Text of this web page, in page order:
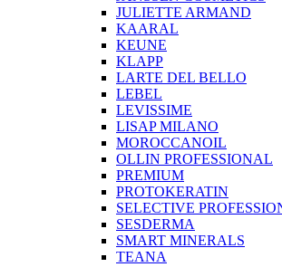
JULIETTE ARMAND
KAARAL
KEUNE
KLAPP
LARTE DEL BELLO
LEBEL
LEVISSIME
LISAP MILANO
MOROCCANOIL
OLLIN PROFESSIONAL
PREMIUM
PROTOKERATIN
SELECTIVE
SESDERMA
SMART MINERALS
TEANA